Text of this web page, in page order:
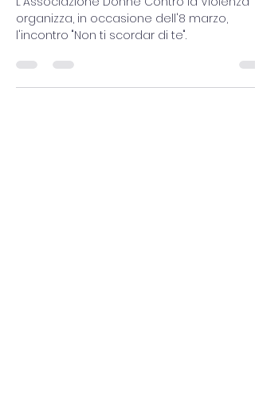
TI SCORDARE DI TE"
organizza, in occasione dell'8 marzo,
l'incontro "Non ti scordar di te".